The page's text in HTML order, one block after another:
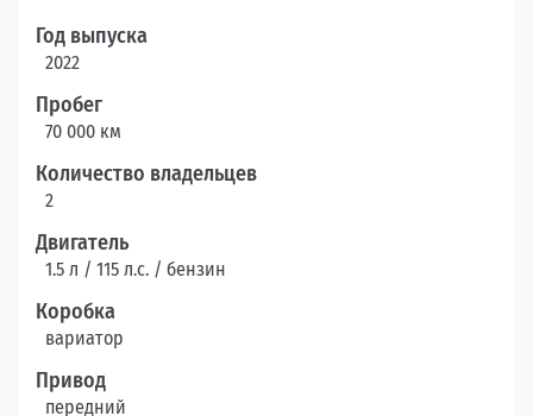
Год выпуска
2022
Пробег
70 000 км
Количество владельцев
2
Двигатель
1.5 л / 115 л.c. / бензин
Коробка
вариатор
Привод
передний